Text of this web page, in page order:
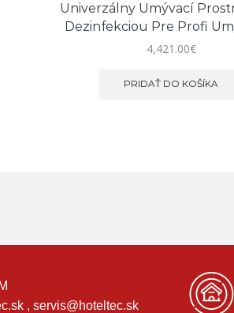
Univerzálny Umývací
Dezinfekciou Pre Profi
4,421.00€
PRIDAŤ DO KOŠÍKA
, servis@hoteltec.sk